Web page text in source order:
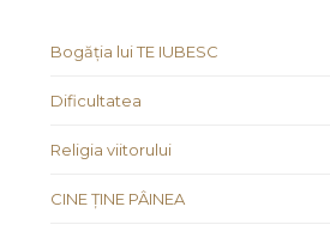
Bogăția lui TE IUBESC
Dificultatea
Religia viitorului
CINE ȚINE PÂINEA